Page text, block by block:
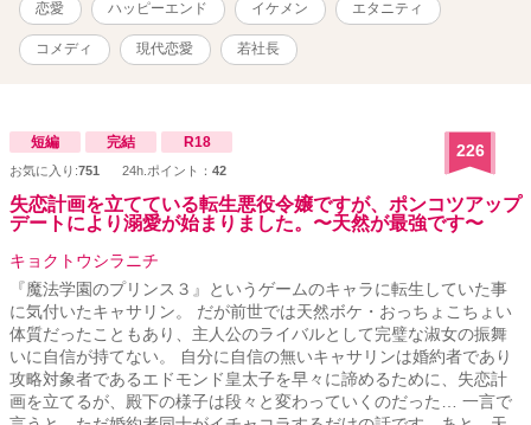
恋愛 ハッピーエンド イケメン エタニティ
コメディ 現代恋愛 若社長
短編 完結 R18
お気に入り:751 24h.ポイント： 42
226
失恋計画を立てている転生悪役令嬢ですが、ポンコツアップ
デートにより溺愛が始まりました。〜天然が最強です〜
キョクトウシラニチ
『魔法学園のプリンス３』というゲームのキャラに転生していた事
に気付いたキャサリン。 だが前世では天然ボケ・おっちょこちょい
体質だったこともあり、主人公のライバルとして完璧な淑女の振舞
いに自信が持てない。 自分に自信の無いキャサリンは婚約者であり
攻略対象者であるエドモンド皇太子を早々に諦めるために、失恋計
画を立てるが、殿下の様子は段々と変わっていくのだった… 一言で